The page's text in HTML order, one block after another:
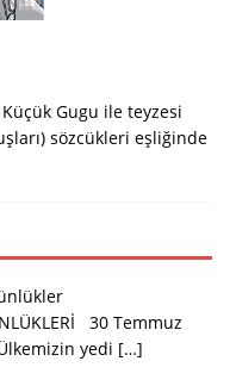
Gugu ile teyzesi
sözcükleri eşliğinde
30 Temmuz
yedi […]